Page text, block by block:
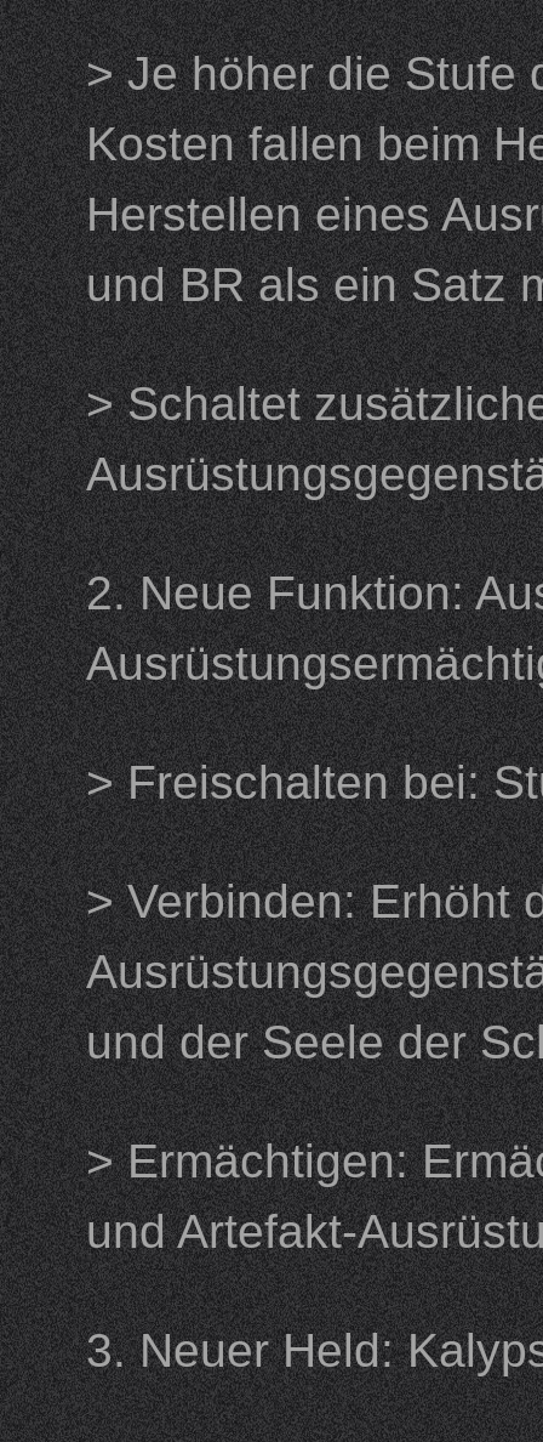
> Je höher die Stufe
Kosten fallen beim
Herstellen eines
und BR als ein
> Schaltet
2. Neue Funktion:
> Freischalten bei:
> Verbinden: Erhöht
und der Seele der
> Ermächtigen:
und Artefakt-
3. Neuer Held: